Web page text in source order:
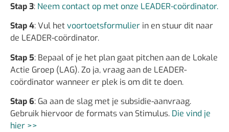
Stap 3: Neem contact op met onze LEADER-coördinator.
Stap 4: Vul hetvoortoetsformulier in en stuur dit naar
de LEADER-coördinator.
Stap 5: Bepaal of je het plan gaat pitchen aan de Lokale
Actie Groep (LAG). Zo ja, vraag aan de LEADER-
coördinator wanneer er plek is om dit te doen.
Stap 6: Ga aan de slag met je subsidie-aanvraag.
Gebruik hiervoor de formats van Stimulus. Die vind je
hier >>